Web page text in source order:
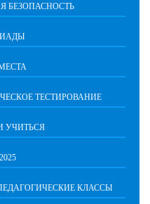
БЕЗОПАСНОСТЬ
ТЕСТИРОВАНИЕ
УЧИТЬСЯ
КЛАССЫ